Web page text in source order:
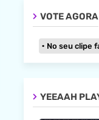
VOTE AGORA
No seu clipe
YEEAAH